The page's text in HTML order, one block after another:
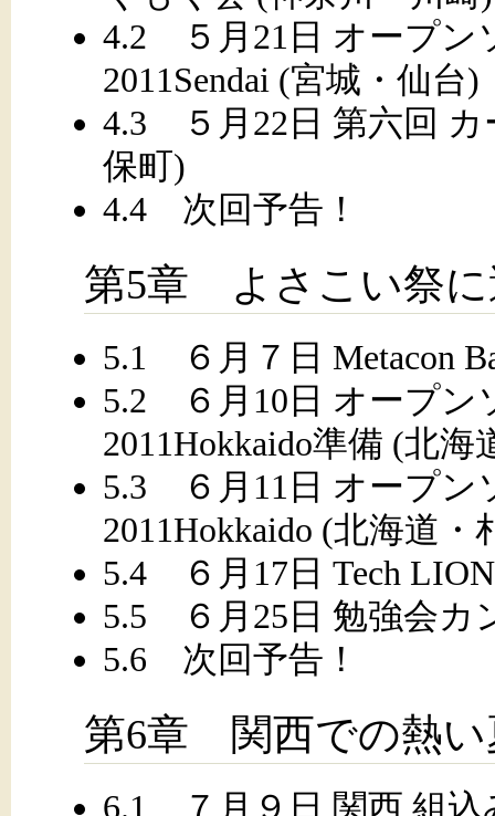
4.2 ５月21日 オープン
2011Sendai (宮城・仙台)
4.3 ５月22日 第六回 カ
保町)
4.4 次回予告！
第5章 よさこい祭に
5.1 ６月７日 Metacon
5.2 ６月10日 オープン
2011Hokkaido準備 (北海
5.3 ６月11日 オープン
2011Hokkaido (北海道・
5.4 ６月17日 Tech
5.5 ６月25日 勉強会カ
5.6 次回予告！
第6章 関西での熱い
6.1 ７月９日 関西 組込